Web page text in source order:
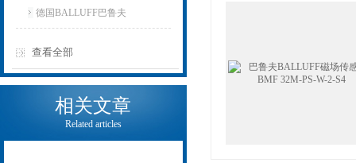
德国BALLUFF巴鲁夫
查看全部
相关文章
Related articles